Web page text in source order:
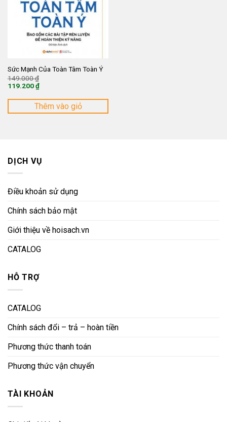
Sức Mạnh Của Toàn Tâm Toàn Ý
149.000₫
149.000 ₫.
119.200₫
hiện
là:
Thêm vào giỏ
DỊCH VỤ
Điều khoản sử dụng
Chính sách bảo mật
Giới thiệu về hoisach.vn
CATALOG
HỖ TRỢ
CATALOG
Chính sách đổi – trả – hoàn tiền
Phương thức thanh toán
Phương thức vận chuyển
TÀI KHOẢN